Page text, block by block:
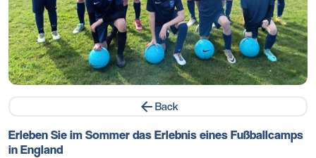
Back
Erleben Sie im Sommer das Erlebnis eines Fußballcamps
in England